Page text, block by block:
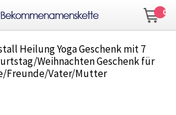
0
Heilung Yoga Geschenk mit 7
Weihnachten Geschenk für
Freunde/Vater/Mutter